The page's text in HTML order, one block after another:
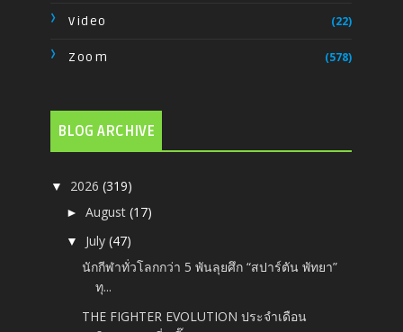
Video (22)
Zoom (578)
BLOG ARCHIVE
▼ 2026(319)
►August(17)
▼ July(47)
นักกีฬาทั่วโลกกว่า 5 พันลุยศึก “สปาร์ตัน พัทยา”
ทุ...
THE FIGHTER EVOLUTION ประจำเดือน